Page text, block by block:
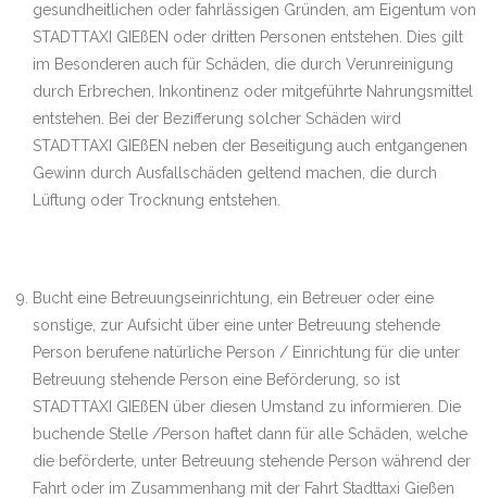
gesundheitlichen oder fahrlässigen Gründen, am Eigentum von
STADTTAXI GIEßEN oder dritten Personen entstehen. Dies gilt
im Besonderen auch für Schäden, die durch Verunreinigung
durch Erbrechen, Inkontinenz oder mitgeführte Nahrungsmittel
entstehen. Bei der Bezifferung solcher Schäden wird
STADTTAXI GIEßEN neben der Beseitigung auch entgangenen
Gewinn durch Ausfallschäden geltend machen, die durch
Lüftung oder Trocknung entstehen.
Bucht eine Betreuungseinrichtung, ein Betreuer oder eine
sonstige, zur Aufsicht über eine unter Betreuung stehende
Person berufene natürliche Person / Einrichtung für die unter
Betreuung stehende Person eine Beförderung, so ist
STADTTAXI GIEßEN über diesen Umstand zu informieren. Die
buchende Stelle /Person haftet dann für alle Schäden, welche
die beförderte, unter Betreuung stehende Person während der
Fahrt oder im Zusammenhang mit der Fahrt Stadttaxi Gießen